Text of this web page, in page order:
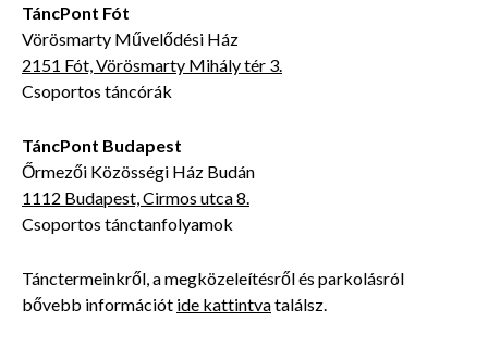
TáncPont Fót
Vörösmarty Művelődési Ház
2151 Fót, Vörösmarty Mihály tér 3.
Csoportos táncórák
TáncPont Budapest
Őrmezői Közösségi Ház Budán
1112 Budapest, Cirmos utca 8.
Csoportos tánctanfolyamok
Tánctermeinkről, a megközeleítésről és parkolásról
bővebb információt ide kattintvatalálsz.